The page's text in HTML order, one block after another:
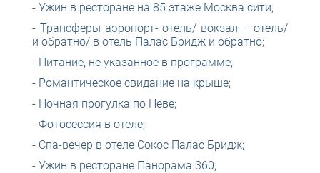
- Ужин в ресторане на 85 этаже Москва сити;
- Трансферы аэропорт- отель/ вокзал – отель/
и обратно/ в отель Палас Бридж и обратно;
- Питание, не указанное в программе;
- Романтическое свидание на крыше;
- Ночная прогулка по Неве;
- Фотосессия в отеле;
- Спа-вечер в отеле Сокос Палас Бридж;
- Ужин в ресторане Панорама 360;